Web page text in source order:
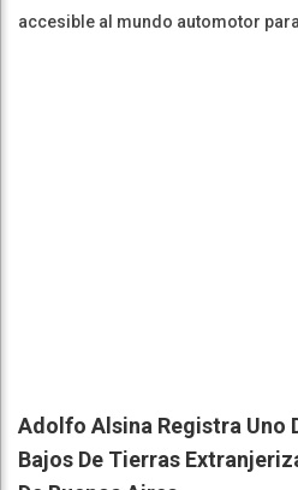
accesible al mundo automotor
Adolfo Alsina Registra Uno
Bajos De Tierras